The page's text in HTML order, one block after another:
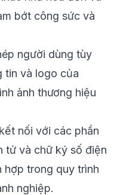
bớt công sức và
người dùng tùy
tin và logo của
ảnh thương hiệu
nối với các phần
tử và chữ ký số điện
hợp trong quy trình
nghiệp.